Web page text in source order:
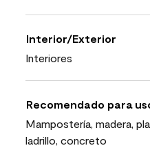
Interior/Exterior
Interiores
Recomendado para
Mampostería, madera,
ladrillo, concreto